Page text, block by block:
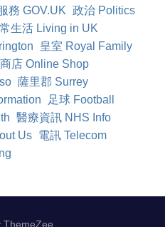
務 GOV.UK 政治 Politics
生活 Living in UK
皇室 Royal Family
店 Online Shop
薩里郡 Surrey
足球 Football
醫療資訊 NHS Info
Us 電訊 Telecom